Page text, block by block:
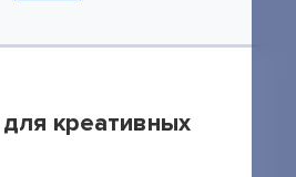
креативных